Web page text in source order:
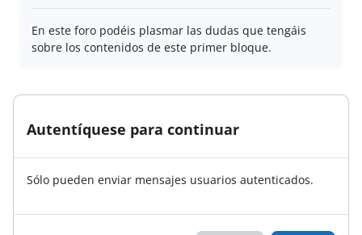
En este foro podéis plasmar las dudas que tengáis
sobre los contenidos de este primer bloque.
Autentíquese para continuar
Sólo pueden enviar mensajes usuarios autenticados.